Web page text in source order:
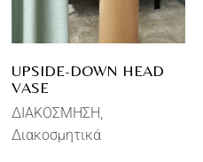
UPSIDE-DOWN HEAD
VASE
ΔΙΑΚΟΣΜΗΣΗ
Διακοσμητικά